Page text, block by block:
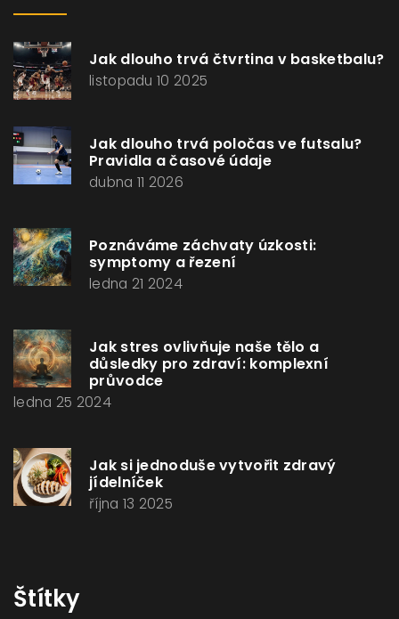
Jak dlouho trvá čtvrtina v basketbalu?
listopadu 10 2025
Jak dlouho trvá poločas ve futsalu?
Pravidla a časové údaje
dubna 11 2026
Poznáváme záchvaty úzkosti:
symptomy a řezení
ledna 21 2024
Jak stres ovlivňuje naše tělo a
důsledky pro zdraví: komplexní
průvodce
ledna 25 2024
Jak si jednoduše vytvořit zdravý
jídelníček
října 13 2025
Štítky